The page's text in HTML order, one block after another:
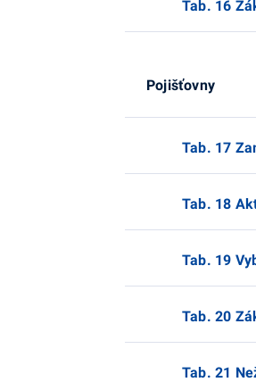
Tab. 16
Pojišťovny
Tab. 17
Tab. 18
Tab. 19
Tab. 20
Tab. 21